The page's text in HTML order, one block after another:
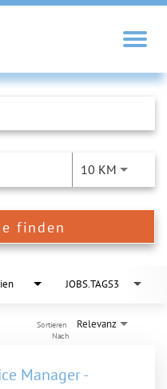
10 KM
finden
JOBS.TAGS3
Relevanz
Sortieren
Nach
Manager -